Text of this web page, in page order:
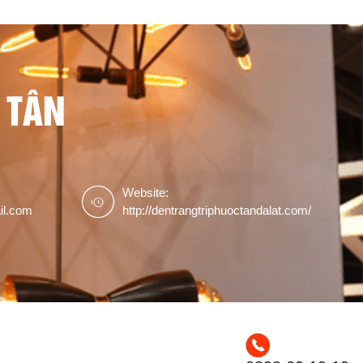
Website:
http://dentrangtriphuoctandalat.com/